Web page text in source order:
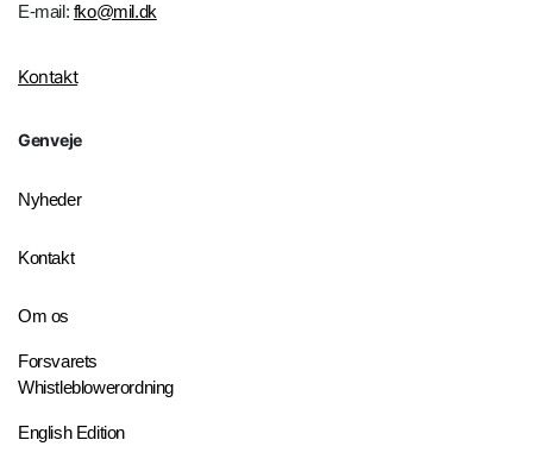
E-mail: fko@mil.dk
Kontakt
Genveje
Nyheder
Kontakt
Om os
Forsvarets
Whistleblowerordning
English Edition